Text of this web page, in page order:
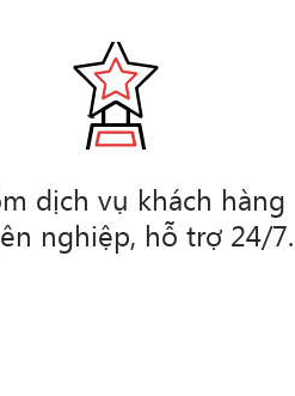
dịch vụ khách hàng
nghiệp, hỗ trợ 24/7.